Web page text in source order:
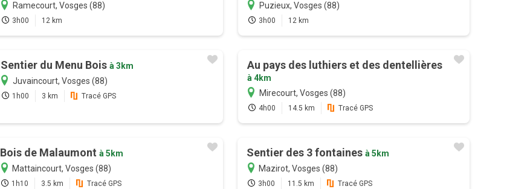
Ramecourt, Vosges (88)
3h00 12 km
Puzieux, Vosges (88)
3h00 12 km
Sentier du Menu Bois à 3km
Juvaincourt, Vosges (88)
1h00 3 km Tracé GPS
Au pays des luthiers et des dentellières
à 4km
Mirecourt, Vosges (88)
4h00 14.5 km Tracé GPS
Bois de Malaumontà 5km
Mattaincourt, Vosges (88)
1h10 3.5 km Tracé GPS
Sentier des 3 fontainesà 5km
Mazirot, Vosges (88)
3h00 11.5 km Tracé GPS